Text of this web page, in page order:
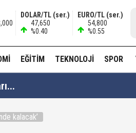
DOLAR/TL (ser.)
47,650
%0.40
EURO/TL (ser.)
54,800
%0.55
EĞITIM TEKNOLOJI SPOR
kalacak’